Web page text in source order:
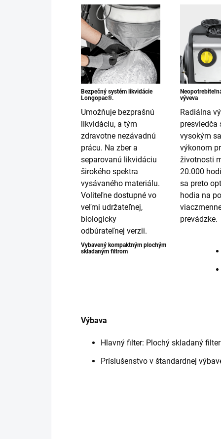
Bezpečný systém likvidácie
Longopac®.
Umožňuje bezprašnú
likvidáciu, a tým
zdravotne nezávadnú
prácu. Na zber a
separovanú likvidáciu
širokého spektra
vysávaného materiálu.
Voliteľne dostupné vo
veľmi udržateľnej,
biologicky
odbúrateľnej verzii.
výveva
Radiálna
presviedča
vysokým
výkonom
životnosti
20.000
sa preto
hodia na
prevádzke.
Vybavený kompaktným plochým
skladaným filtrom
Výbava
Hlavný filter: Plochý skladaný filter
Príslušenstvo v štandardnej